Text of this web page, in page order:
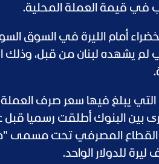
في قيمة العملة المحلية.
يبلغ فيها سعر صرف العملة
بين البنوك أطلقت رسميا
القطاع المصرفي تحت مسمى